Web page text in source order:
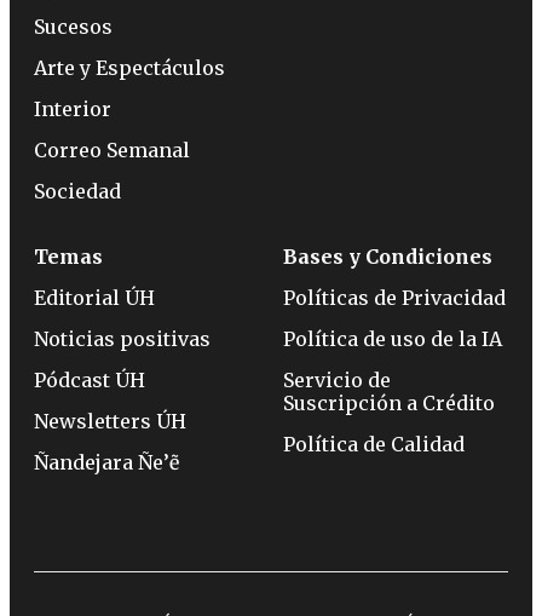
Sucesos
Arte y Espectáculos
Interior
Correo Semanal
Sociedad
Temas
Editorial ÚH
Noticias positivas
Pódcast ÚH
Newsletters ÚH
Ñandejara Ñe’ẽ
Bases y Condiciones
Políticas de Privacidad
Política de uso de la IA
Servicio de
Suscripción a Crédito
Política de Calidad